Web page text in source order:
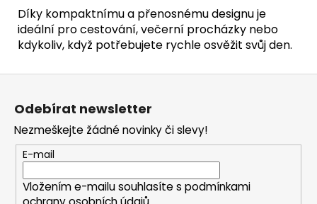
Díky kompaktnímu a přenosnému designu je
ideální pro cestování, večerní procházky nebo
kdykoliv, když potřebujete rychle osvěžit svůj den.
Z
Odebírat newsletter
Nezmeškejte žádné novinky či slevy!
E-mail
Vložením e-mailu souhlasíte s podmínkami